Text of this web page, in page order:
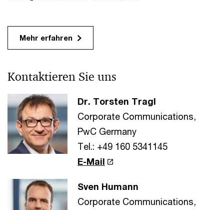
Mehr erfahren
Kontaktieren Sie uns
Dr. Torsten Tragl
Corporate Communications,
PwC Germany
Tel.: +49 160 5341145
E-Mail
Sven Humann
Corporate Communications,